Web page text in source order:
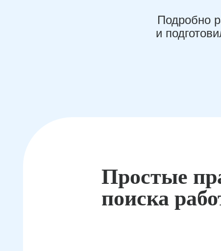
Подробно
и
Простые
поиска